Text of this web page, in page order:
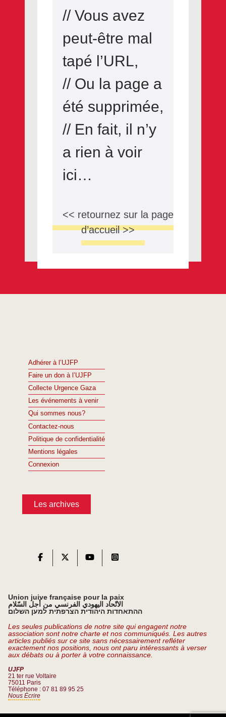
// Vous avez
peut-être mal
tapé l’URL,
// Ou la page a
été supprimée,
// En fait, il n’y
a rien à voir
ici…
<< retournez sur la page
d’accueil >>
Adhérer à l’UJFP
Faire un don à l’UJFP
Collecte Urgence Gaza
Les événements à venir
Qui sommes nous?
Contactez-nous
Politique de confidentialité
Mentions légales
Connexion
Les archives
Union juive française pour la paix
الاتّحاد اليهودي الفرنسي من أجل السّلام
ההתאחדות היהודית הצרפתית למען השלום
Les seules publications de notre site qui engagent notre
association sont notre charte et nos communiqués. Les autres
articles publiés sur ce site sans nécessairement refléter
exactement nos positions, nous ont paru intéressants à verser
aux débats ou à porter à votre connaissance.
UJFP
21 ter rue Voltaire
75011 Paris
Téléphone : 07 81 89 95 25
Nous Écrire